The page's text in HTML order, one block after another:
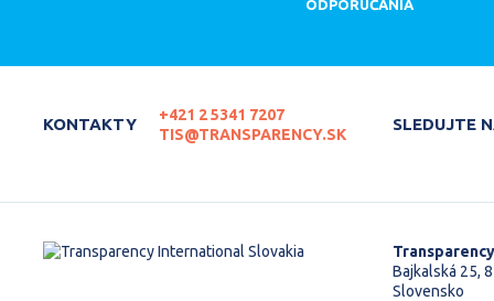
ODPORÚČANIA
KONTAKTY
+421 2 5341 7207
TIS@TRANSPARENCY.SK
SLEDUJTE
Bajkalská 25,
Slovensko